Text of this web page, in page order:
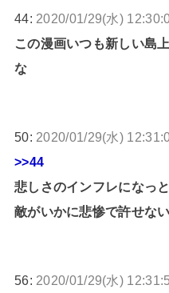
44: 2020/01/29(水)
この漫画いつも新しい島
な
50: 2020/01/29(水)
>>44
悲しさのインフレになっ
敵がいかに悲惨で許せな
56: 2020/01/29(水)